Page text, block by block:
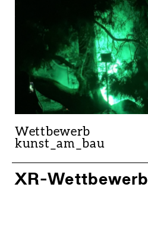
Wettbewerb
kunst_am_bau
XR-Wettbewerb